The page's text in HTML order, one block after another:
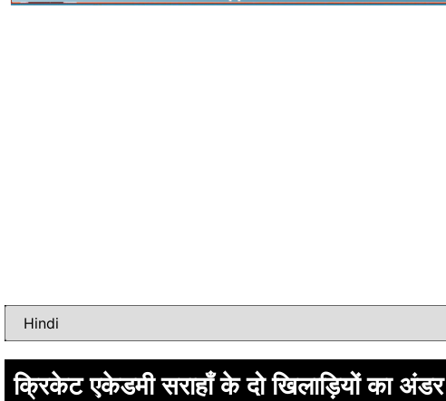
क्रिकेट एकेडमी सराहाँ के दो खिलाड़ियों का